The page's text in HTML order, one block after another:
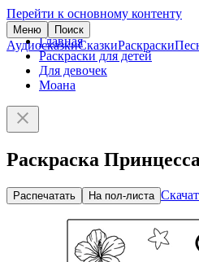
Перейти к основному контенту
Меню Поиск
АудиосказкиСказкиРаскраски
Главная
Раскраски для детей
Для девочек
Моана
Раскраска
Распечатать На пол-листа